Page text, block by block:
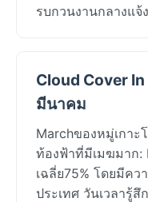
รบกวนงานกลางแจ้
Cloud Cover
มีนาคม
Marchของหมู่เกา
ท้องฟ้าที่มีเมฆมาก:
เฉลี่ย75% โดยมีคว
ประเทศ วันเวลารู้